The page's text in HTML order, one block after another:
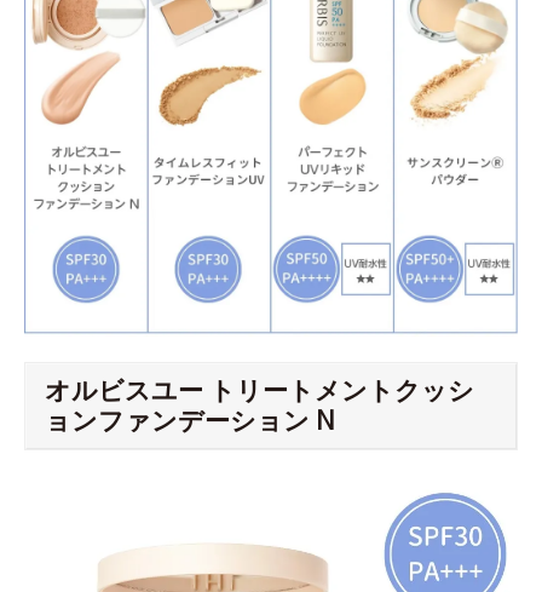
オルビスユー トリートメントクッシ
ョンファンデーション N